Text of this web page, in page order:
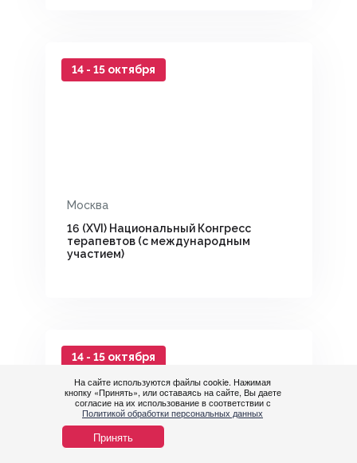
На сайте используются файлы cookie. Нажимая
кнопку «Принять», или оставаясь на сайте, Вы даете
согласие на их использование в соответствии с
Политикой обработки персональных данных
Принять
14 - 15 октября
Москва
16 (XVI) Национальный Конгресс
терапевтов (с международным
участием)
14 - 15 октября